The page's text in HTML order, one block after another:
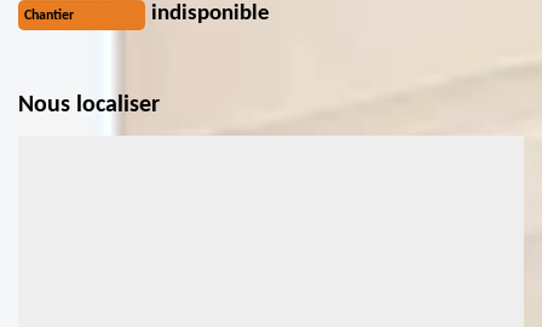
Chantier indisponible
Nous localiser